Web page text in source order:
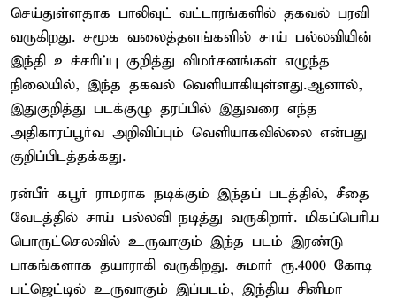
செய்துள்ளதாக பாலிவுட் வட்டாரங்களில் தகவல் பரவி
வருகிறது. சமூக வலைத்தளங்களில் சாய் பல்லவியின்
இந்தி உச்சரிப்பு குறித்து விமர்சனங்கள் எழுந்த
நிலையில், இந்த தகவல் வெளியாகியுள்ளது.ஆனால்,
இதுகுறித்து படக்குழு தரப்பில் இதுவரை எந்த
அதிகாரப்பூர்வ அறிவிப்பும் வெளியாகவில்லை என்பது
குறிப்பிடத்தக்கது.
ரன்பீர் கபூர் ராமராக நடிக்கும் இந்தப் படத்தில், சீதை
வேடத்தில் சாய் பல்லவி நடித்து வருகிறார். மிகப்பெரிய
பொருட்செலவில் உருவாகும் இந்த படம் இரண்டு
பாகங்களாக தயாராகி வருகிறது. சுமார் ரூ.4000 கோடி
பட்ஜெட்டில் உருவாகும் இப்படம், இந்திய சினிமா